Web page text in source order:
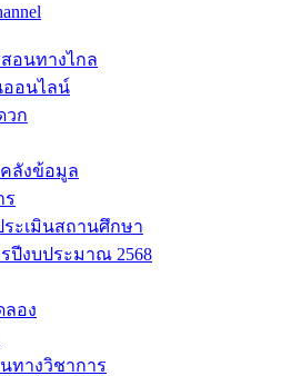
อนทางไกล
ออนไลน์
วก
ลังข้อมูล
ร
ระเมินสถานศึกษา
ปีงบประมาณ 2568
ลอง
ทางวิชาการ